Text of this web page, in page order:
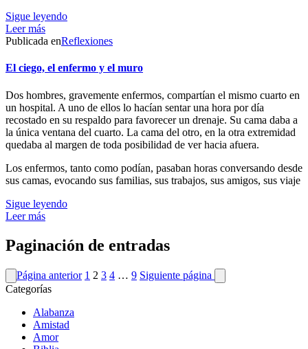
Sigue leyendo
Leer más
Publicada enReflexiones
El ciego, el enfermo y el muro
Dos hombres, gravemente enfermos, compartían el mismo cuarto en
un hospital. A uno de ellos lo hacían sentar una hora por día
recostado en su respaldo para favorecer un drenaje. Su cama daba a
la única ventana del cuarto. La cama del otro, en la otra extremidad
quedaba al margen de toda posibilidad de ver hacia afuera.
Los enfermos, tanto como podían, pasaban horas conversando desde
sus camas, evocando sus familias, sus trabajos, sus amigos, sus viaje
Sigue leyendo
Leer más
Paginación de entradas
Página anterior 1 2 3 4 … 9 Siguiente página
Categorías
Alabanza
Amistad
Amor